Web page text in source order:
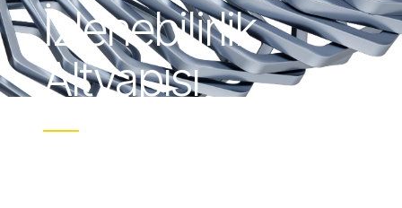
İzlenebilirlik
Altyapısı
Markalar
Dökümantasyon
Sürdürülebilirlik